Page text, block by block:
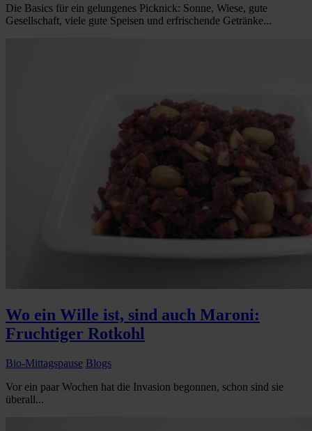
Die Basics für ein gelungenes Picknick: Sonne, Wiese, gute
Gesellschaft, viele gute Speisen und erfrischende Getränke...
Wo ein Wille ist, sind auch Maroni:
Fruchtiger Rotkohl
Bio-Mittagspause Blogs
Vor ein paar Wochen hat die Invasion begonnen, schon sind sie
überall...